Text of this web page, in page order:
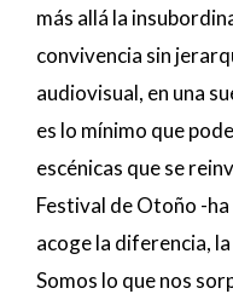
más allá la
convivencia sin
audiovisual, en una
es lo mínimo que
escénicas que se
Festival de Otoño -
acoge la diferencia,
Somos lo que nos